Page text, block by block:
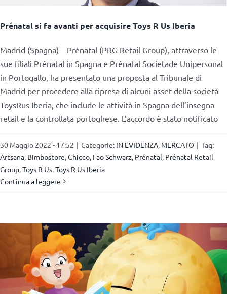
Prénatal si fa avanti per acquisire Toys R Us Iberia
Madrid (Spagna) – Prénatal (PRG Retail Group), attraverso le
sue filiali Prénatal in Spagna e Prénatal Societade Unipersonal
in Portogallo, ha presentato una proposta al Tribunale di
Madrid per procedere alla ripresa di alcuni asset della società
ToysRus Iberia, che include le attività in Spagna dell’insegna
retail e la controllata portoghese. L’accordo è stato notificato
30 Maggio 2022 - 17:52 | Categorie: IN EVIDENZA, MERCATO | Tag:
Artsana, Bimbostore,Chicco, Fao Schwarz, Prénatal, Prénatal Retail
Group,Toys R Us,Toys R Us Iberia
Continua a leggere